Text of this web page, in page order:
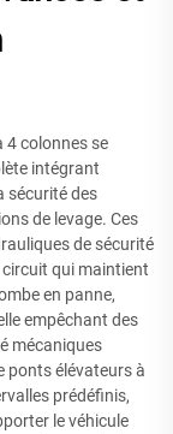
4 colonnes se
intégrant
sécurité des
de levage. Ces
de sécurité
qui maintient
en panne,
empêchant des
mécaniques
ponts élévateurs à
prédéfinis,
le véhicule